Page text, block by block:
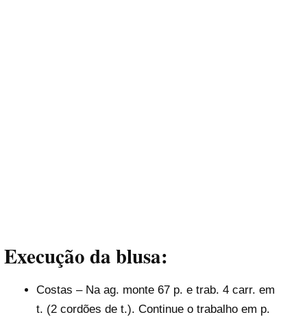
Execução da blusa:
Costas – Na ag. monte 67 p. e trab. 4 carr. em
t. (2 cordões de t.). Continue o trabalho em p.